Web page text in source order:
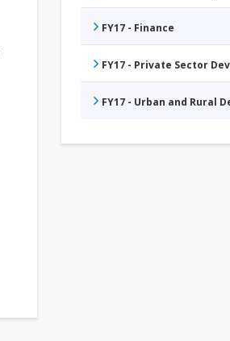
FY17 - Finance
FY17 - Private Sector
FY17 - Urban and Rural